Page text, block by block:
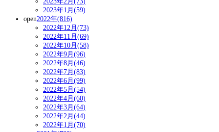
2023年1月(59)
open2022年(816)
2022年12月(73)
2022年11月(69)
2022年10月(58)
2022年9月(96)
2022年8月(46)
2022年7月(83)
2022年6月(99)
2022年5月(54)
2022年4月(60)
2022年3月(64)
2022年2月(44)
2022年1月(70)